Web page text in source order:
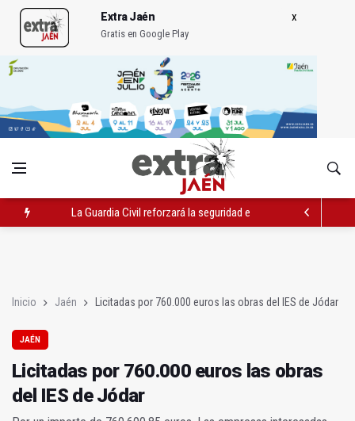
Extra Jaén
Gratis en Google Play
La Guardia Civil reforzará la seguridad el 12 de agosto por el
Inicio Jaén Licitadas por 760.000 euros las obras del IES de Jódar
JAÉN
Licitadas por 760.000 euros las obras
del IES de Jódar